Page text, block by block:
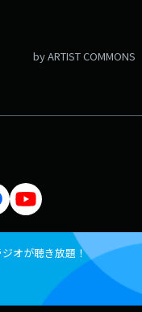
by ARTIST COMMONS
オが聴き放題！